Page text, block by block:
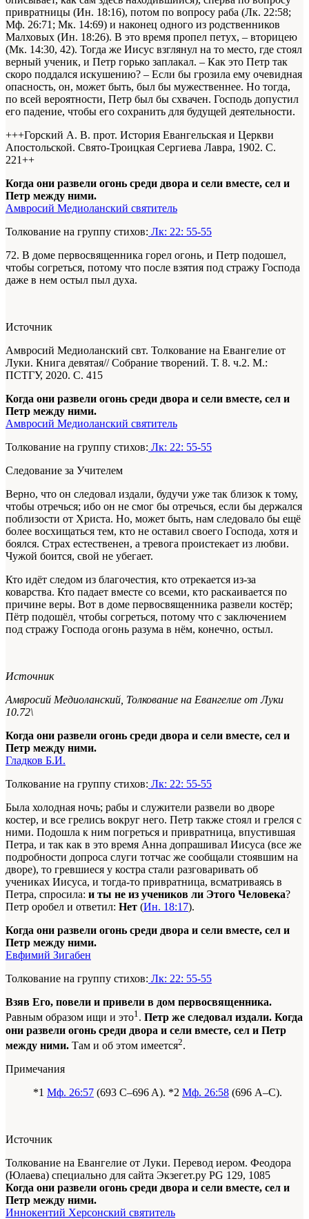
привратницы (Ин. 18:16), потом по вопросу раба (Лк. 22:58;
Мф. 26:71; Мк. 14:69) и наконец одного из родственников
Малховых (Ин. 18:26). В это время пропел петух, – вторицею
(Мк. 14:30, 42). Тогда же Иисус взглянул на то место, где стоял
верный ученик, и Петр горько заплакал. – Как это Петр так
скоро поддался искушению? – Если бы грозила ему очевидная
опасность, он, может быть, был бы мужественнее. Но тогда,
по всей вероятности, Петр был бы схвачен. Господь допустил
его падение, чтобы его сохранить для будущей деятельности.
+++Горский А. В. прот. История Евангельская и Церкви
Апостольской. Свято-Троицкая Сергиева Лавра, 1902. С.
221++
Когда они развели огонь среди двора и сели вместе, сел и
Петр между ними.
Амвросий Медиоланский святитель
Толкование на группу стихов: Лк: 22: 55-55
72. В доме первосвященника горел огонь, и Петр подошел,
чтобы согреться, потому что после взятия под стражу Господа
даже в нем остыл пыл духа.
Источник
Амвросий Медиоланский свт. Толкование на Евангелие от
Луки. Книга девятая// Собрание творений. Т. 8. ч.2. М.:
ПСТГУ, 2020. С. 415
Когда они развели огонь среди двора и сели вместе, сел и
Петр между ними.
Амвросий Медиоланский святитель
Толкование на группу стихов: Лк: 22: 55-55
Следование за Учителем
Верно, что он следовал издали, будучи уже так близок к тому,
чтобы отречься; ибо он не смог бы отречься, если бы держался
поблизости от Христа. Но, может быть, нам следовало бы ещё
более восхищаться тем, кто не оставил своего Господа, хотя и
боялся. Страх естественен, а тревога проистекает из любви.
Чужой боится, свой не убегает.
Кто идёт следом из благочестия, кто отрекается из-за
коварства. Кто падает вместе со всеми, кто раскаивается по
причине веры. Вот в доме первосвященника развели костёр;
Пётр подошёл, чтобы согреться, потому что с заключением
под стражу Господа огонь разума в нём, конечно, остыл.
Источник
Амвросий Медиоланский, Толкование на Евангелие от Луки
10.72\
Когда они развели огонь среди двора и сели вместе, сел и
Петр между ними.
Гладков Б.И.
Толкование на группу стихов: Лк: 22: 55-55
Была холодная ночь; рабы и служители развели во дворе
костер, и все грелись вокруг него. Петр также стоял и грелся с
ними. Подошла к ним погреться и привратница, впустившая
Петра, и так как в это время Анна допрашивал Иисуса (все же
подробности допроса слуги тотчас же сообщали стоявшим на
дворе), то гревшиеся у костра стали разговаривать об
учениках Иисуса, и тогда-то привратница, всматриваясь в
Петра, спросила: и ты не из учеников ли Этого Человека?
Петр оробел и ответил: Нет (Ин. 18:17).
Когда они развели огонь среди двора и сели вместе, сел и
Петр между ними.
Евфимий Зигабен
Толкование на группу стихов: Лк: 22: 55-55
Взяв Его, повели и привели в дом первосвященника.
Равным образом ищи и это1. Петр же следовал издали. Когда
они развели огонь среди двора и сели вместе, сел и Петр
между ними. Там и об этом имеется2.
Примечания
*1 Мф. 26:57 (693 C–696 A). *2 Мф. 26:58 (696 A–C).
Источник
Толкование на Евангелие от Луки. Перевод иером. Феодора
(Юлаева) специально для сайта Экзегет.ру PG 129, 1085
Когда они развели огонь среди двора и сели вместе, сел и
Петр между ними.
Иннокентий Херсонский святитель